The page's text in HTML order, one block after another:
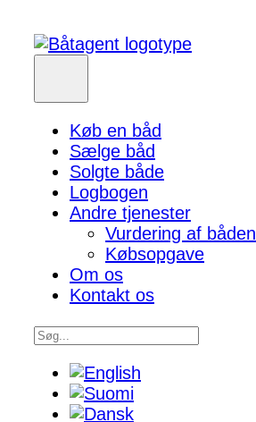
Køb en båd
Sælge båd
Solgte både
Logbogen
Andre tjenester
Vurdering af båden
Købsopgave
Om os
Kontakt os